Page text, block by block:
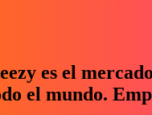
es el
el mundo.